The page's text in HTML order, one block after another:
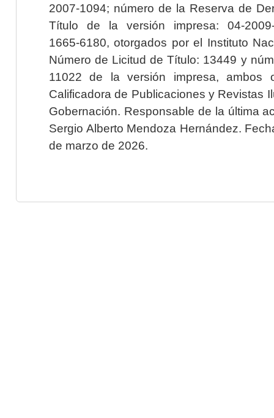
2007-1094; número de la Reserva de
Título de la versión impresa: 04-2009-
1665-6180, otorgados por el Instituto
Número de Licitud de Título: 13449 y
11022 de la versión impresa, ambos
Calificadora de Publicaciones y Revistas
Gobernación. Responsable de la última
Sergio Alberto Mendoza Hernández.
de marzo de 2026.